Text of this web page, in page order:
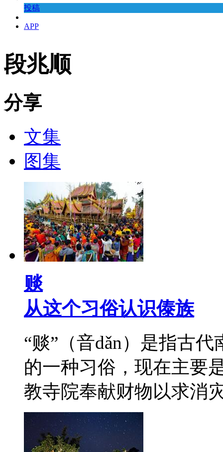
投稿
APP
段兆顺
分享
文集
图集
赕
从这个习俗认识傣族
“赕”（音dǎn）是指古
的一种习俗，现在主要
教寺院奉献财物以求